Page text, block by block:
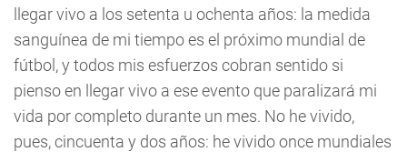
llegar vivo a los setenta u ochenta años: la medida
sanguínea de mi tiempo es el próximo mundial de
fútbol, y todos mis esfuerzos cobran sentido si
pienso en llegar vivo a ese evento que paralizará mi
vida por completo durante un mes. No he vivido,
pues, cincuenta y dos años: he vivido once mundiales